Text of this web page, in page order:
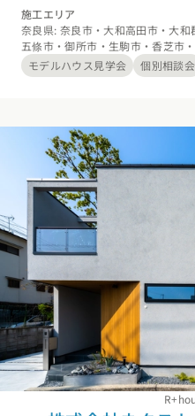
施工エリア
奈良県: 奈良市・大和高田市・大
五條市・御所市・生駒市・香芝市
和田市・豊中市・池田市・吹田市
市・枚方市・茨木市・八尾市・泉
阪狭山市・阪南市・三島郡島本町
郡忠岡町・泉南郡熊取町・泉南郡
町・南河内郡河南町・南河内郡千
西宮市・伊丹市
モデルハウス見学会 個別相談会
カタログ請求 イ